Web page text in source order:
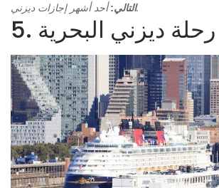
التالي:أحد أشهر إجازات ديزني.
5. رحلة ديزني البحرية